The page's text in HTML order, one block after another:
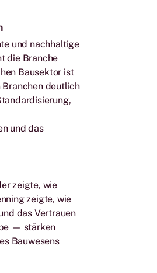
und nachhaltige
die Branche
Bausektor ist
Branchen deutlich
und das
zeigte, wie
zeigte, wie
das Vertrauen
— stärken
Bauwesens